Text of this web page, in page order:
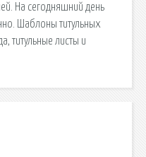
На сегодняшний день
Шаблоны титульных
титульные листы и